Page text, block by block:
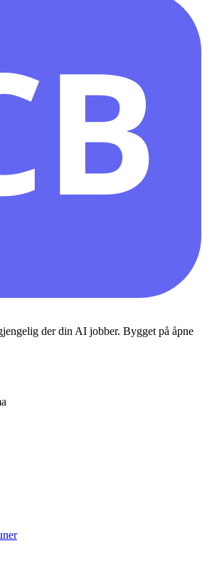
der din AI jobber. Bygget på åpne